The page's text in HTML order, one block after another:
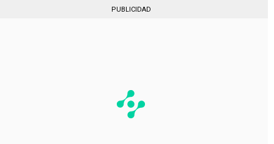
PUBLICIDAD